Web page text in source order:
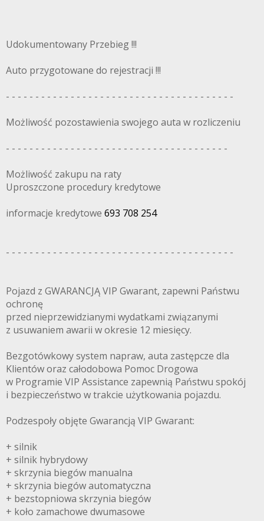
Udokumentowany Przebieg !!!
Auto przygotowane do rejestracji !!!
- - - - - - - - - - - - - - - - - - - - - - - - - - - - - - - - - - - - - - -
Możliwość pozostawienia swojego auta w rozliczeniu
- - - - - - - - - - - - - - - - - - - - - - - - - - - - - - - - - - - - - -
Możliwość zakupu na raty
Uproszczone procedury kredytowe
informacje kredytowe 693 708 254
- - - - - - - - - - - - - - - - - - - - - - - - - - - - - - - - - - - - - - -
Pojazd z GWARANCJĄ VIP Gwarant, zapewni Państwu
ochronę
przed nieprzewidzianymi wydatkami związanymi
z usuwaniem awarii w okresie 12 miesięcy.
Bezgotówkowy system napraw, auta zastępcze dla
Klientów oraz całodobowa Pomoc Drogowa
w Programie VIP Assistance zapewnią Państwu spokój
i bezpieczeństwo w trakcie użytkowania pojazdu.
Podzespoły objęte Gwarancją VIP Gwarant:
+ silnik
+ silnik hybrydowy
+ skrzynia biegów manualna
+ skrzynia biegów automatyczna
+ bezstopniowa skrzynia biegów
+ koło zamachowe dwumasowe